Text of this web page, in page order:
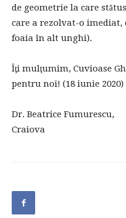
de geometrie la care
care a rezolvat-o imediat,
foaia în alt unghi).
Îţi mulţumim, Cuvioase
pentru noi! (18 iunie 2020)
Dr. Beatrice Fumurescu,
Craiova